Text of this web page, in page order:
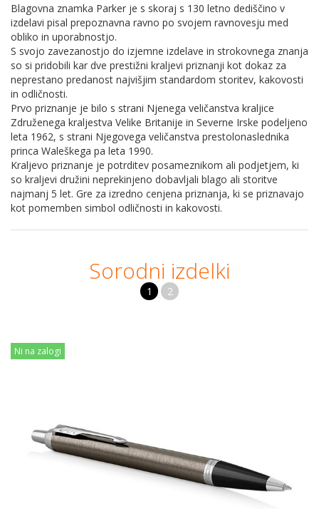
Blagovna znamka Parker je s skoraj s 130 letno dediščino v
izdelavi pisal prepoznavna ravno po svojem ravnovesju med
obliko in uporabnostjo.
S svojo zavezanostjo do izjemne izdelave in strokovnega znanja
so si pridobili kar dve prestižni kraljevi priznanji kot dokaz za
neprestano predanost najvišjim standardom storitev, kakovosti
in odličnosti.
Prvo priznanje je bilo s strani Njenega veličanstva kraljice
Združenega kraljestva Velike Britanije in Severne Irske podeljeno
leta 1962, s strani Njegovega veličanstva prestolonaslednika
princa Waleškega pa leta 1990.
Kraljevo priznanje je potrditev posameznikom ali podjetjem, ki
so kraljevi družini neprekinjeno dobavljali blago ali storitve
najmanj 5 let. Gre za izredno cenjena priznanja, ki se priznavajo
kot pomemben simbol odličnosti in kakovosti.
Sorodni izdelki
1 2
Ni na zalogi